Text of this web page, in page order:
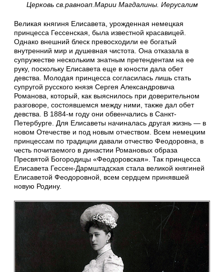
Церковь св.равноап.Марии Магдалины. Иерусалим
Великая княгиня Елисавета, урожденная немецкая
принцесса Гессенская, была известной красавицей.
Однако внешний блеск превосходили ее богатый
внутренний мир и душевная чистота. Она отказала в
супружестве нескольким знатным претендентам на ее
руку, поскольку Елисавета еще в юности дала обет
девства. Молодая принцесса согласилась лишь стать
супругой русского князя Сергея Александровича
Романова, который, как выяснилось при доверительном
разговоре, состоявшемся между ними, также дал обет
девства. В 1884-м году они обвенчались в Санкт-
Петербурге. Для Елисаветы начиналась другая жизнь — в
новом Отечестве и под новым отчеством. Всем немецким
принцессам по традиции давали отчество Феодоровна, в
честь почитаемого в династии Романовых образа
Пресвятой Богородицы «Феодоровская». Так принцесса
Елисавета Гессен-Дармштадская стала великой княгиней
Елисаветой Феодоровной, всем сердцем принявшей
новую Родину.